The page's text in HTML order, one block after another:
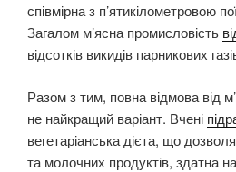
співмірна з п’ятикілометровою
Загалом м’ясна промисловість
відсотків викидів парникових
Разом з тим, повна відмова від
не найкращий варіант. Вчені
вегетаріанська дієта, що
та молочних продуктів, здатна